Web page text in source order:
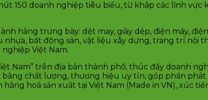
150 doanh nghiệp tiêu biểu, từ khắp các lĩnh vực
hàng trưng bày: dệt may, giày dép, điện máy,
nhựa, bất động sản, vật liệu xây dựng, trang trí nội
Việt Nam.
Nam” trên địa bàn thành phố, thúc đẩy doanh
chất lượng, thương hiệu uy tín, góp phần
hoá sản xuất tại Việt Nam (Made in VN), xúc